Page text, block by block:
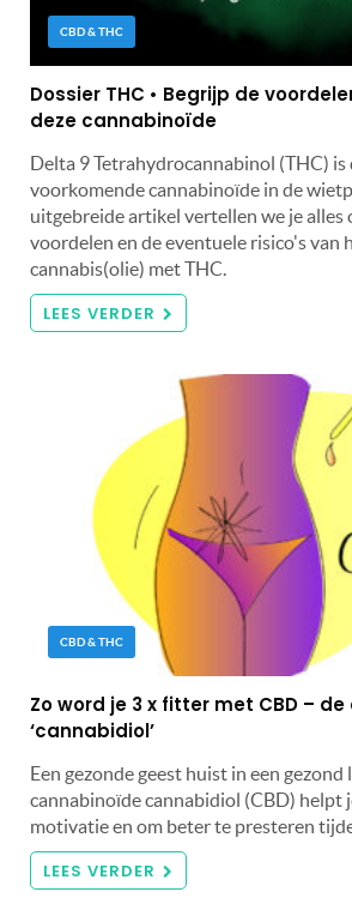
CBD & THC
Dossier THC • Begrijp de
deze cannabinoïde
Delta 9 Tetrahydrocannabinol (THC) is
voorkomende cannabinoïde in de
uitgebreide artikel vertellen we je alles
voordelen en de eventuele risico's van
cannabis(olie) met THC.
LEES VERDER
CBD & THC
Zo word je 3 x fitter met CBD –
‘cannabidiol’
Een gezonde geest huist in een gezond
cannabinoïde cannabidiol (CBD) helpt
motivatie en om beter te presteren
LEES VERDER